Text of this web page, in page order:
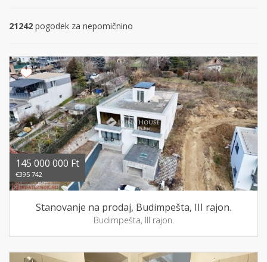
21242 pogodek za nepomičnino
145 000 000 Ft
€395 742
Stanovanje na prodaj, Budimpešta, III rajon.
Budimpešta, III rajon.